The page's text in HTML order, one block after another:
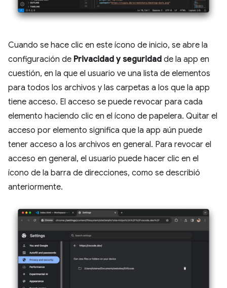
Cuando se hace clic en este ícono de inicio, se abre la
configuración de Privacidad y seguridad de la app en
cuestión, en la que el usuario ve una lista de elementos
para todos los archivos y las carpetas a los que la app
tiene acceso. El acceso se puede revocar para cada
elemento haciendo clic en el ícono de papelera. Quitar el
acceso por elemento significa que la app aún puede
tener acceso a los archivos en general. Para revocar el
acceso en general, el usuario puede hacer clic en el
ícono de la barra de direcciones, como se describió
anteriormente.